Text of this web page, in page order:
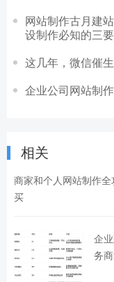
网站制作古月建
设制作必知的三
这几年，微信催
企业公司网站制
相关
商家和个人网站制作全
买
企
务